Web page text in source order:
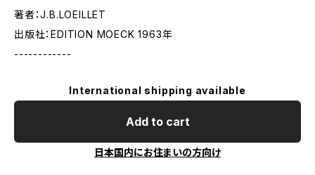
著者：J.B.LOEILLET
出版社：EDITION MOECK 1963年
------------
International shipping available
Add to cart
日本国内にお住まいの方向け